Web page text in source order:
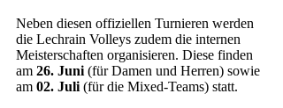
Neben diesen offiziellen Turnieren werden
die Lechrain Volleys zudem die internen
Meisterschaften organisieren. Diese finden
am 26. Juni (für Damen und Herren) sowie
am 02. Juli (für die Mixed-Teams) statt.